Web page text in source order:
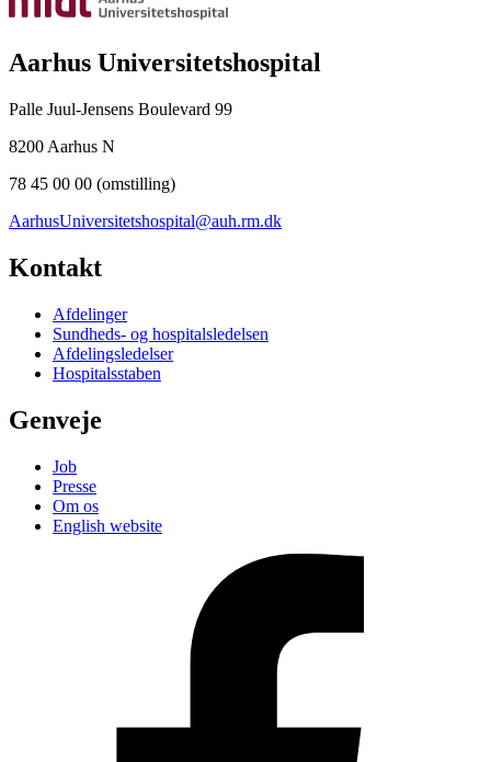
Aarhus Universitetshospital
Palle Juul-Jensens Boulevard 99
8200 Aarhus N
78 45 00 00 (omstilling)
AarhusUniversitetshospital@auh.rm.dk
Kontakt
Afdelinger
Sundheds- og hospitalsledelsen
Afdelingsledelser
Hospitalsstaben
Genveje
Job
Presse
Om os
English website